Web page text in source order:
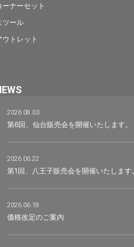
ーナーセット
ツール
ウトレット
2026.08.03
第6回、仙台販売会を開催いたします。
2026.06.22
第1回、八王子販売会を開催いたします。
2026.06.18
価格改定のご案内